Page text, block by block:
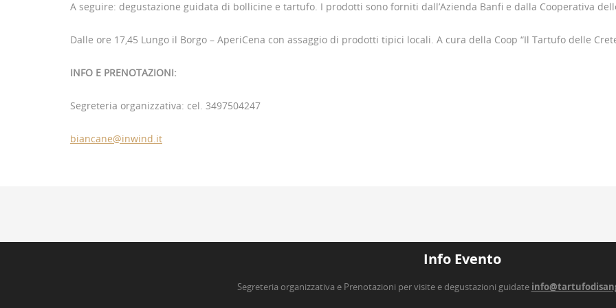
A seguire: degustazione guidata di bollicine e tartufo. I prodotti sono forniti dall’Azienda Banfi e dalla Cooperativa
Dalle ore 17,45 Lungo il Borgo – AperiCena con assaggio di prodotti tipici locali. A cura della Coop “Il Tartufo delle
INFO E PRENOTAZIONI:
Segreteria organizzativa: cel. 3497504247
biancane@inwind.it
Info Evento
Segreteria organizzativa e Prenotazioni per visite e degustazioni guidate